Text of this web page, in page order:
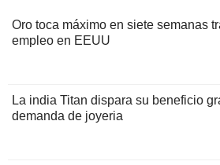
Oro toca máximo en siete semanas
empleo en EEUU
La india Titan dispara su beneficio
demanda de joyeria